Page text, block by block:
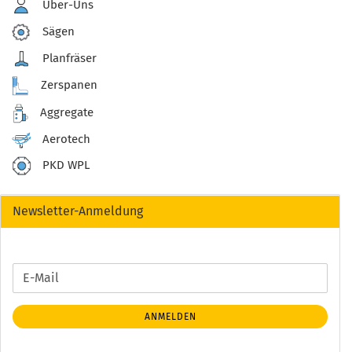
Über-Uns
Sägen
Planfräser
Zerspanen
Aggregate
Aerotech
PKD WPL
Newsletter-Anmeldung
WEITER
NEWSLETTER-
ANMELDUNG
E-
Mail
ANMELDEN